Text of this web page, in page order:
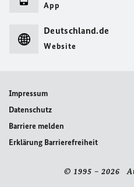
App
Deutschland.de
Website
Impressum
Datenschutz
Barriere melden
Erklärung Barrierefreiheit
© 1995 – 2026